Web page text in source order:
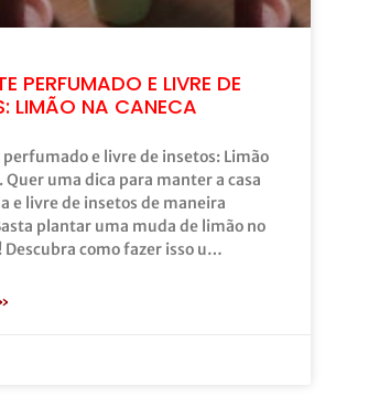
PERFUMADO E LIVRE DE
LIMÃO NA CANECA
e livre de insetos: Limão
Quer uma dica para manter a casa
e livre de insetos de maneira
plantar uma muda de limão no
como fazer isso u…